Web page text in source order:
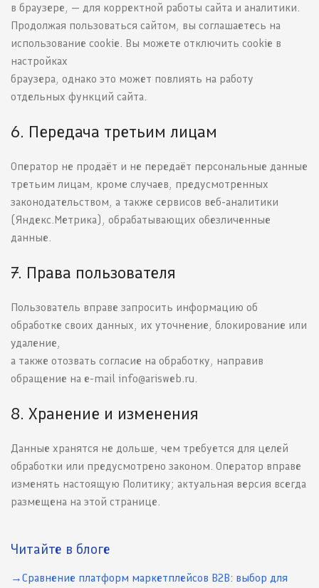
в браузере, — для корректной работы сайта и аналитики.
Продолжая пользоваться сайтом, вы соглашаетесь на
использование cookie. Вы можете отключить cookie в
настройках
браузера, однако это может повлиять на работу
отдельных функций сайта.
6. Передача третьим лицам
Оператор не продаёт и не передаёт персональные данные
третьим лицам, кроме случаев, предусмотренных
законодательством, а также сервисов веб-аналитики
(Яндекс.Метрика), обрабатывающих обезличенные
данные.
7. Права пользователя
Пользователь вправе запросить информацию об
обработке своих данных, их уточнение, блокирование или
удаление,
а также отозвать согласие на обработку, направив
обращение на e-mail info@arisweb.ru.
8. Хранение и изменения
Данные хранятся не дольше, чем требуется для целей
обработки или предусмотрено законом. Оператор вправе
изменять настоящую Политику; актуальная версия всегда
размещена на этой странице.
Читайте в блоге
Сравнение платформ маркетплейсов B2B: выбор для